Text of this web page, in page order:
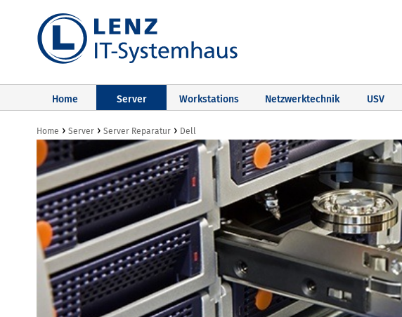
Home Server Workstations Netzwerktechnik USV
Home › Server › Server Reparatur › Dell